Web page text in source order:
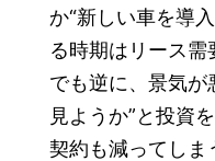
か“新しい車を導
る時期はリース需
でも逆に、景気が
見ようか”と投資
契約も減ってしま